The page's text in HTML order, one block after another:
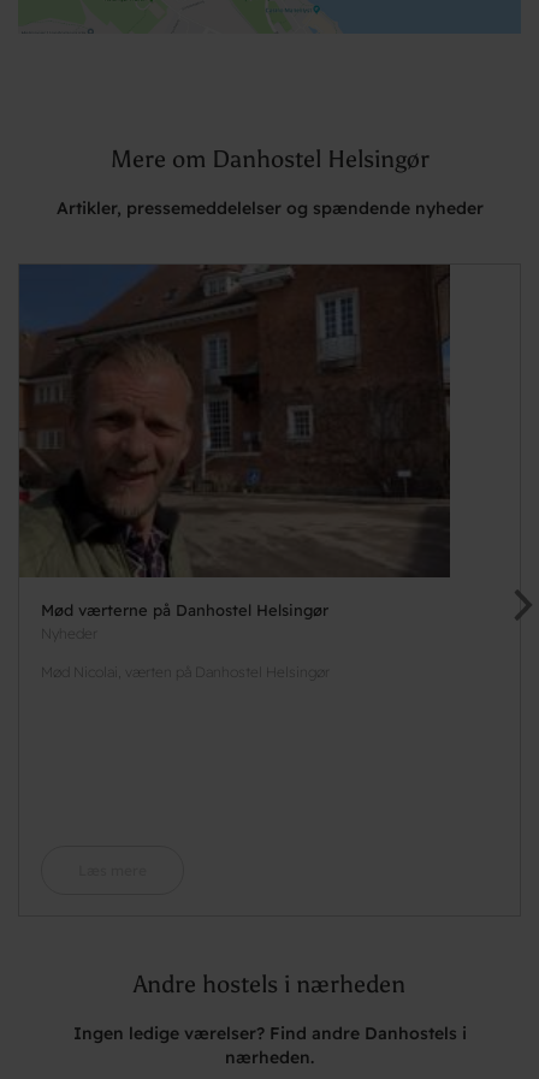
Mere om Danhostel Helsingør
Artikler, pressemeddelelser og spændende nyheder
Mød værterne på Danhostel Helsingør
Mød Nicolai, værten på Danhostel Helsingør
Andre hostels i nærheden
Ingen ledige værelser? Find andre Danhostels i
nærheden.